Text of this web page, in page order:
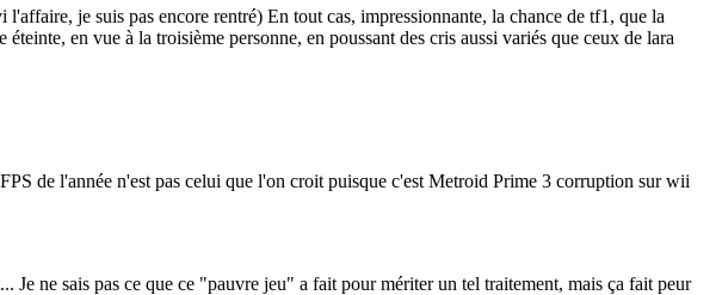
je suis pas encore rentré) En tout cas, impressionnante, la chance de tf1, que la
en vue à la troisième personne, en poussant des cris aussi variés que ceux de lara
de l'année n'est pas celui que l'on croit puisque c'est Metroid Prime 3 corruption sur wii
ne sais pas ce que ce "pauvre jeu" a fait pour mériter un tel traitement, mais ça fait peur